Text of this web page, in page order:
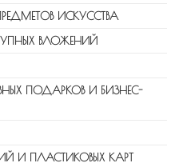
ИСКУССТВА
ВЛОЖЕНИЙ
ПОДАРКОВ И БИЗНЕС-
И ПЛАСТИКОВЫХ КАРТ